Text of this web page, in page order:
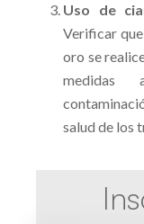
Uso de
Verificar
oro se
medidas
salud de los